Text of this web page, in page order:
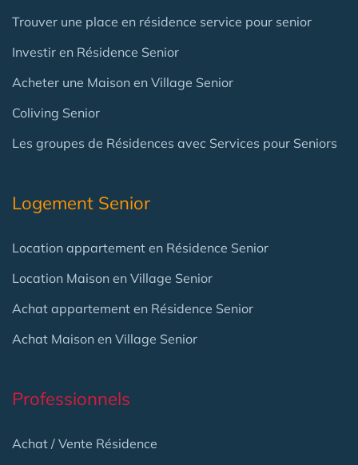
Trouver une place en résidence service pour senior
Investir en Résidence Senior
Acheter une Maison en Village Senior
Coliving Senior
Les groupes de Résidences avec Services pour Seniors
Logement Senior
Location appartement en Résidence Senior
Location Maison en Village Senior
Achat appartement en Résidence Senior
Achat Maison en Village Senior
Professionnels
Achat / Vente Résidence